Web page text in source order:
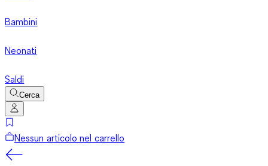
Bambini
Neonati
Saldi
Cerca
Nessun articolo nel carrello